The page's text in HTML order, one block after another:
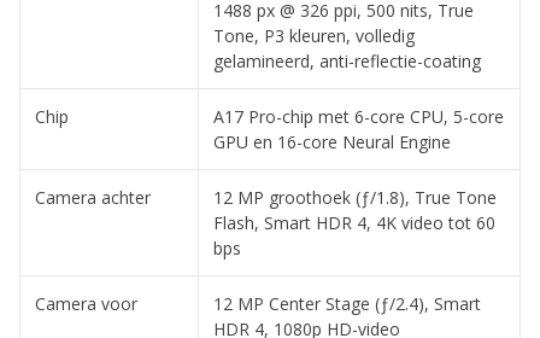
1488 px @ 326 ppi, 500 nits, True
Tone, P3 kleuren, volledig
gelamineerd, anti-reflectie-coating
Chip
A17 Pro-chip met 6-core CPU, 5-core
GPU en 16-core Neural Engine
Camera achter
12 MP groothoek (ƒ/1.8), True Tone
Flash, Smart HDR 4, 4K video tot 60
bps
Camera voor
12 MP Center Stage (ƒ/2.4), Smart
HDR 4, 1080p HD-video